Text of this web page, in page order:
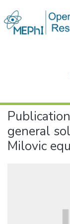
general
Milovic